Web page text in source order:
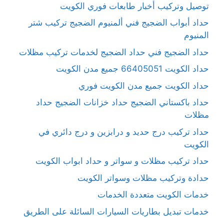
توصيل وتركيب أخبار طابعات فوري الكويت
حداد أبواب الضجيج فني ألمنيوم الضجيج تركيب شتر
المنيوم
حداد الضجيج فني حداد الضجيج لخدمات تركيب مظلات
حداد الكويت 66405051 جميع مدن الكويت
حداد الكويت جميع مدن الكويت فوري
حداد باكستاني الضجيج حداد خزانات الضجيج حداد
مظلات
حداد تركيب درج حديد و درابزين و درج دائري في
الكويت
حداد تركيب مظلات و سواتر و حداد ابواب الكويت
حدادة وتركيب مظلات وسواتر الكويت
خدمات الكويت متعددة الخدمات
خدمات تبديل بطاريات السيارات السائلة على الطريق